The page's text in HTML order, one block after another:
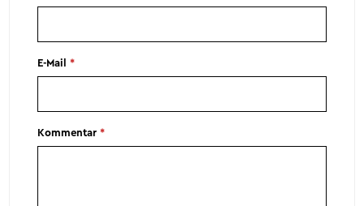
E-Mail*
Kommentar*